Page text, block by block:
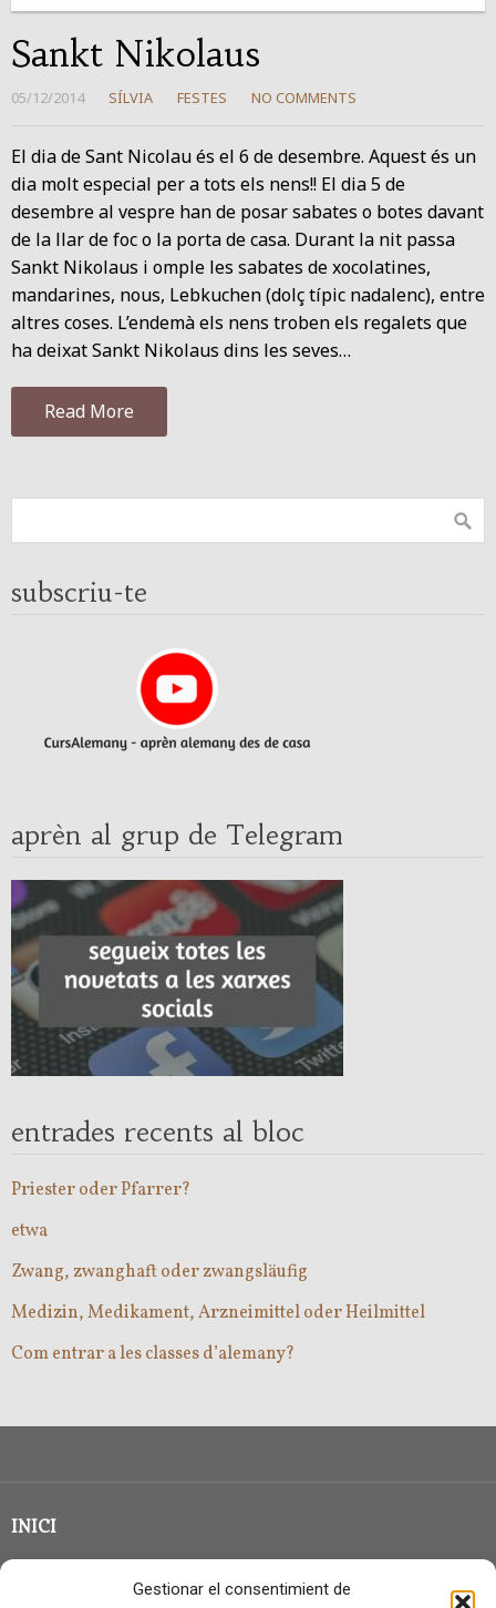
Gestionar el consentimient de
Sankt Nikolaus
05/12/2014 SÍLVIA FESTES NO COMMENTS
El dia de Sant Nicolau és el 6 de desembre. Aquest és un
dia molt especial per a tots els nens!! El dia 5 de
desembre al vespre han de posar sabates o botes davant
de la llar de foc o la porta de casa. Durant la nit passa
Sankt Nikolaus i omple les sabates de xocolatines,
mandarines, nous, Lebkuchen (dolç típic nadalenc), entre
altres coses. L’endemà els nens troben els regalets que
ha deixat Sankt Nikolaus dins les seves…
Read More
subscriu-te
aprèn al grup de Telegram
entrades recents al bloc
Priester oder Pfarrer?
etwa
Zwang, zwanghaft oder zwangsläufig
Medizin, Medikament, Arzneimittel oder Heilmittel
Com entrar a les classes d’alemany?
INICI